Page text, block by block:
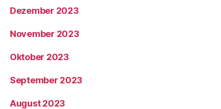
Dezember 2023
November 2023
Oktober 2023
September 2023
August 2023